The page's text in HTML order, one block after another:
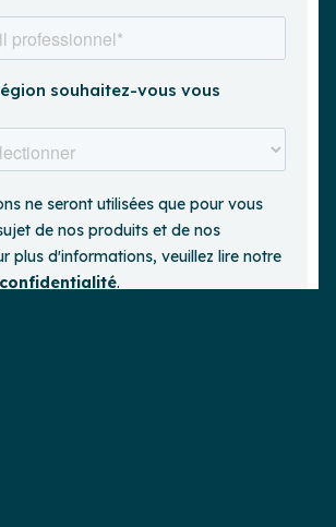
Demander une démo